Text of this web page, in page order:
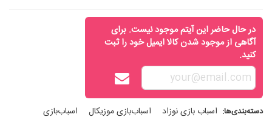
در حال حاضر این آیتم موجود نیست. برای
آگاهی از موجود شدن کالا ایمیل خود را ثبت
کنید.
دسته‌بندی‌ها: اسباب‌ بازی نوزاد اسباب‌بازی موزیکال اسباب‌بازی